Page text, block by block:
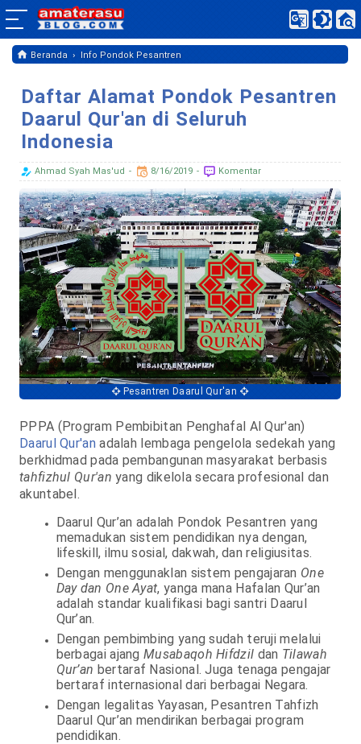
Beranda › Info Pondok Pesantren
Daftar Alamat Pondok Pesantren
Daarul Qur'an di Seluruh
Indonesia
Ahmad Syah Mas'ud 8/16/2019 Komentar
Pesantren Daarul Qur'an
PPPA (Program Pembibitan Penghafal Al Qur'an)
Daarul Qur'anadalah lembaga pengelola sedekah yang
berkhidmad pada pembangunan masyarakat berbasis
tahfizhul Qur'an yang dikelola secara profesional dan
akuntabel.
Daarul Qur’an adalah Pondok Pesantren yang
memadukan sistem pendidikan nya dengan,
lifeskill, ilmu sosial, dakwah, dan religiusitas.
Dengan menggunaklan sistem pengajaran One
Day dan One Ayat, yanga mana Hafalan Qur’an
adalah standar kualifikasi bagi santri Daarul
Qur’an.
Dengan pembimbing yang sudah teruji melalui
berbagai ajangMusabaqoh Hifdzil dan Tilawah
Qur’an bertaraf Nasional. Juga tenaga pengajar
bertaraf internasional dari berbagai Negara.
Dengan legalitas Yayasan, Pesantren Tahfizh
Daarul Qur’an mendirikan berbagai program
pendidikan.